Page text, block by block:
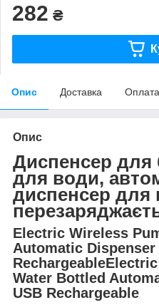
282 ₴
Опис Доставка Оплата
Опис
Диспенсер для
для води,
диспенсер
Electric Wireless
Automatic
Water Bottled
USB Rechargeable